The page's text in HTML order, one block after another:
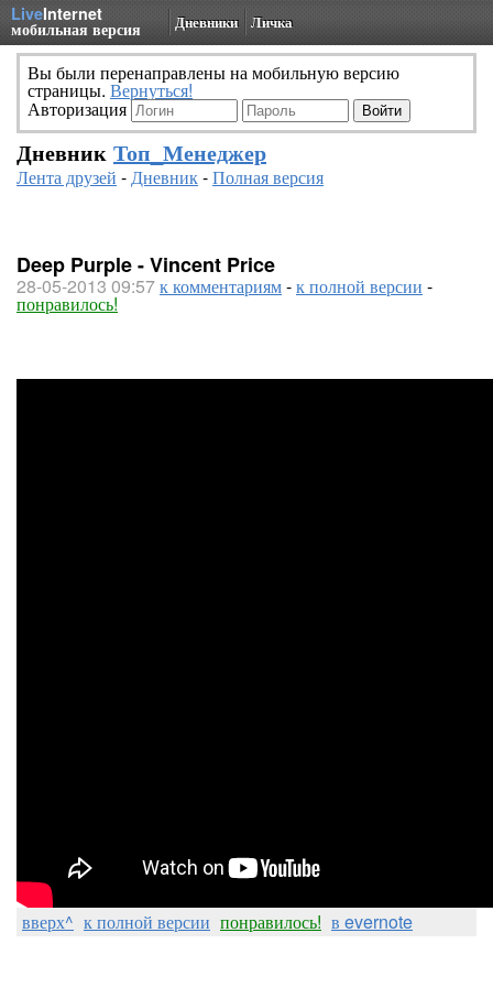
LiveInternet
мобильная версия Дневники Личка
Вы были перенаправлены на мобильную версию
страницы. Вернуться!
Авторизация
Дневник Топ_Менеджер
Лента друзей -Дневник-Полная версия
Deep Purple - Vincent Price
28-05-2013 09:57к комментариям-к полной версии -
понравилось!
вверх^ к полной версии понравилось! в evernote